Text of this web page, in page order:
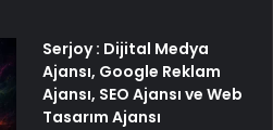
Serjoy : Dijital Medya
Ajansı, Google Reklam
Ajansı, SEO Ajansı ve Web
Tasarım Ajansı